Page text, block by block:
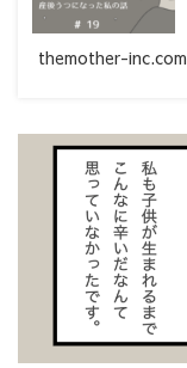
themother-inc.com